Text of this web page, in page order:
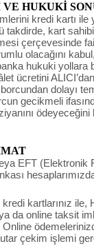
HUKUKİ
kredi kartı ile
takdirde, kart
çerçevesinde
olacağını
hukuki yollara
ücretini
borcundan dolayı
gecikmeli
EFT (Elektronik
kartlarınız ile,
da online taksit
çekim işlemi